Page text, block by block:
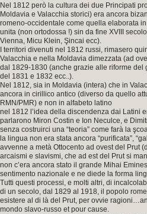
Nel 1812 però la cultura dei due Principati
Moldavia e Valacchia storici) era ancora
romeno-occidentale come quella elaborata
unita (non ortodossa !) sin da fine XVIII
Vienna, Micu Klein, Şincai ecc).
I territori divenuti nel 1812 russi, rimasero
Valacchia e nella Moldavia dimezzata (ad
dal 1829-1830 (anche grazie alle riforme del
del 1831 e 1832 ecc..).
Nel 1812, sia in Moldavia (intera) che in
ancora in cirillico antico (diverso da quello
RMN/PMR) e non in alfabeto latino
nel 1812 l’idea della discendenza dai Latini
parlarono Miron Costin e Ion Neculce, e
senza costruirci una “teoria” come farà la
la lingua non era stata ancora “purificata”,
avvenne a metà Ottocento ad ovest del Prut
arcaismi e slavismi, che ad est del Prut si
non c’era ancora stato il grande Mihai
sentimento nazionale e ne diede la forma
Tutti questi processi, e molti altri, di
di un secolo, dal 1829 al 1918, il popolo
esistere al di là del Prut, per ovvie
mondo slavo-russo et pour cause.